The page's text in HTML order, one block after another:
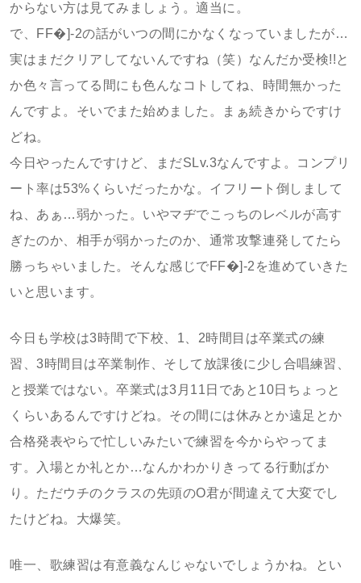
からない方は見てみましょう。適当に。
で、FF�]-2の話がいつの間にかなくなっていましたが…
実はまだクリアしてないんですね（笑）なんだか受検!!と
か色々言ってる間にも色んなコトしてね、時間無かった
んですよ。そいでまた始めました。まぁ続きからですけ
どね。
今日やったんですけど、まだSLv.3なんですよ。コンプリ
ート率は53%くらいだったかな。イフリート倒しまして
ね、あぁ…弱かった。いやマヂでこっちのレベルが高す
ぎたのか、相手が弱かったのか、通常攻撃連発してたら
勝っちゃいました。そんな感じでFF�]-2を進めていきた
いと思います。
今日も学校は3時間で下校、1、2時間目は卒業式の練
習、3時間目は卒業制作、そして放課後に少し合唱練習、
と授業ではない。卒業式は3月11日であと10日ちょっと
くらいあるんですけどね。その間には休みとか遠足とか
合格発表やらで忙しいみたいで練習を今からやってま
す。入場とか礼とか…なんかわかりきってる行動ばか
り。ただウチのクラスの先頭のO君が間違えて大変でし
たけどね。大爆笑。
唯一、歌練習は有意義なんじゃないでしょうかね。とい